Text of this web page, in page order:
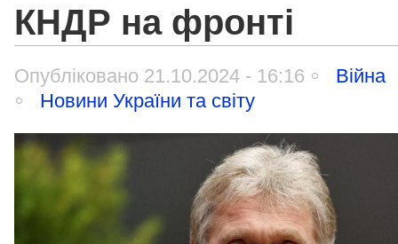
КНДР на фронті
Опубліковано 21.10.2024 - 16:16
Війна
Новини України та світу